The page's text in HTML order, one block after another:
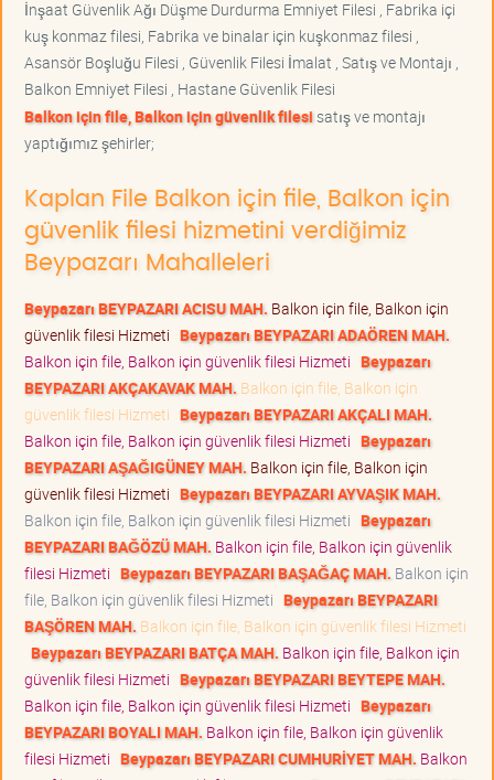
İnşaat Güvenlik Ağı Düşme Durdurma Emniyet Filesi , Fabrika içi
kuş konmaz filesi, Fabrika ve binalar için kuşkonmaz filesi ,
Asansör Boşluğu Filesi , Güvenlik Filesi İmalat , Satış ve Montajı ,
Balkon Emniyet Filesi , Hastane Güvenlik Filesi
Balkon için file, Balkon için güvenlik filesisatış ve montajı
yaptığımız şehirler;
Kaplan File Balkon için file, Balkon için
güvenlik filesi hizmetini verdiğimiz
Beypazarı Mahalleleri
Beypazarı BEYPAZARI ACISU MAH. Balkon için file, Balkon için
güvenlik filesi Hizmeti Beypazarı BEYPAZARI ADAÖREN MAH.
Balkon için file, Balkon için güvenlik filesi Hizmeti Beypazarı
BEYPAZARI AKÇAKAVAK MAH. Balkon için file, Balkon için
güvenlik filesi Hizmeti Beypazarı BEYPAZARI AKÇALI MAH.
Balkon için file, Balkon için güvenlik filesi Hizmeti Beypazarı
BEYPAZARI AŞAĞIGÜNEY MAH. Balkon için file, Balkon için
güvenlik filesi Hizmeti Beypazarı BEYPAZARI AYVAŞIK MAH.
Balkon için file, Balkon için güvenlik filesi Hizmeti Beypazarı
BEYPAZARI BAĞÖZÜ MAH. Balkon için file, Balkon için güvenlik
filesi Hizmeti Beypazarı BEYPAZARI BAŞAĞAÇ MAH. Balkon için
file, Balkon için güvenlik filesi Hizmeti Beypazarı BEYPAZARI
BAŞÖREN MAH. Balkon için file, Balkon için güvenlik filesi Hizmeti
Beypazarı BEYPAZARI BATÇA MAH. Balkon için file, Balkon için
güvenlik filesi Hizmeti Beypazarı BEYPAZARI BEYTEPE MAH.
Balkon için file, Balkon için güvenlik filesi Hizmeti Beypazarı
BEYPAZARI BOYALI MAH. Balkon için file, Balkon için güvenlik
filesi Hizmeti Beypazarı BEYPAZARI CUMHURİYET MAH. Balkon